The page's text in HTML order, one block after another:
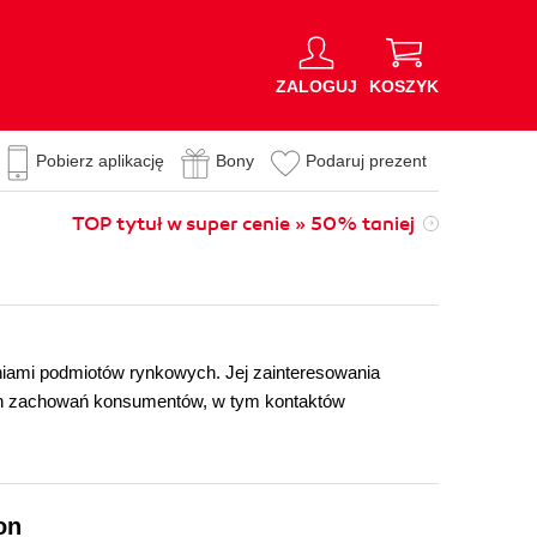
ZALOGUJ KOSZYK
Pobierz aplikację Bony Podaruj prezent
TOP tytuł w super cenie » 50% taniej
podmiotów rynkowych. Jej zainteresowania
zachowań konsumentów, w tym kontaktów